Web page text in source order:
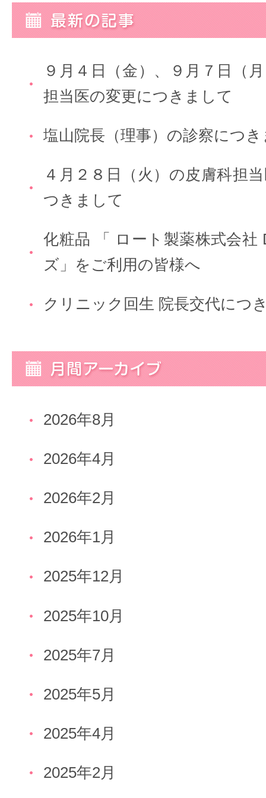
９月４日（金）、９月７日（
担当医の変更につきまして
塩山院長（理事）の診察につ
４月２８日（火）の皮膚科担
つきまして
化粧品 「 ロート製薬株式会社
ズ」をご利用の皆様へ
クリニック回生 院長交代につ
2026年8月
2026年4月
2026年2月
2026年1月
2025年12月
2025年10月
2025年7月
2025年5月
2025年4月
2025年2月